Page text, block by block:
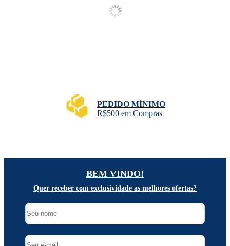
PEDIDO MÍNIMO
R$500 em Compras
BEM VINDO!
Quer receber com exclusividade as melhores ofertas?